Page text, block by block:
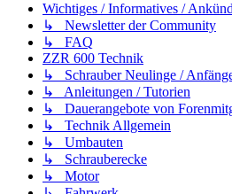
Wichtiges / Informatives /
↳ Newsletter der Community
↳ FAQ
ZZR 600 Technik
↳ Schrauber Neulinge /
↳ Anleitungen / Tutorien
↳ Dauerangebote von
↳ Technik Allgemein
↳ Umbauten
↳ Schrauberecke
↳ Motor